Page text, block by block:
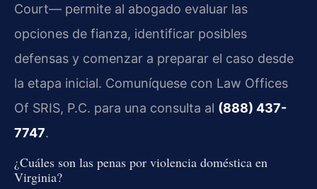
Court— permite al abogado evaluar las
opciones de fianza, identificar posibles
defensas y comenzar a preparar el caso desde
la etapa inicial. Comuníquese con Law Offices
Of SRIS, P.C. para una consulta al (888) 437-
7747.
¿Cuáles son las penas por violencia doméstica en
Virginia?